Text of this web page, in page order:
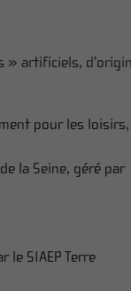
» artificiels,
pour les loisirs,
la Seine, géré par
le SIAEP Terre